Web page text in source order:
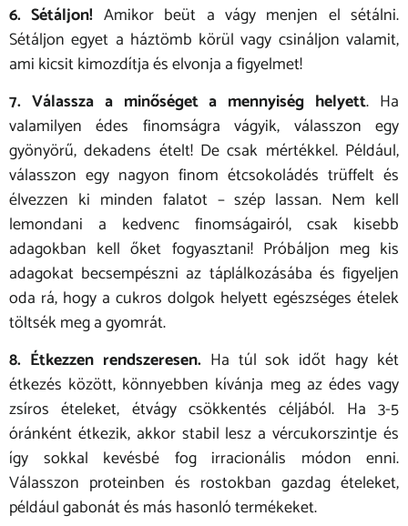
6. Sétáljon! Amikor beüt a vágy menjen el sétálni.
Sétáljon egyet a háztömb körül vagy csináljon valamit,
ami kicsit kimozdítja és elvonja a figyelmet!
7. Válassza a minőséget a mennyiség helyett. Ha
valamilyen édes finomságra vágyik, válasszon egy
gyönyörű, dekadens ételt! De csak mértékkel. Például,
válasszon egy nagyon finom étcsokoládés trüffelt és
élvezzen ki minden falatot – szép lassan. Nem kell
lemondani a kedvenc finomságairól, csak kisebb
adagokban kell őket fogyasztani! Próbáljon meg kis
adagokat becsempészni az táplálkozásába és figyeljen
oda rá, hogy a cukros dolgok helyett egészséges ételek
töltsék meg a gyomrát.
8. Étkezzen rendszeresen.Ha túl sok időt hagy két
étkezés között, könnyebben kívánja meg az édes vagy
zsíros ételeket, étvágy csökkentés céljából. Ha 3-5
óránként étkezik, akkor stabil lesz a vércukorszintje és
így sokkal kevésbé fog irracionális módon enni.
Válasszon proteinben és rostokban gazdag ételeket,
például gabonát és más hasonló termékeket.